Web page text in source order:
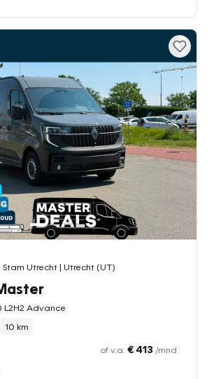
Utrecht| Utrecht (UT)
L2H2 Advance
10 km
of v.a. € 413 /mnd